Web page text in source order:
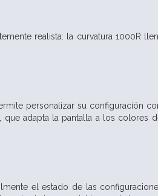
realista: la curvatura 1000R
personalizar su configuración
adapta la pantalla a los colores
el estado de las